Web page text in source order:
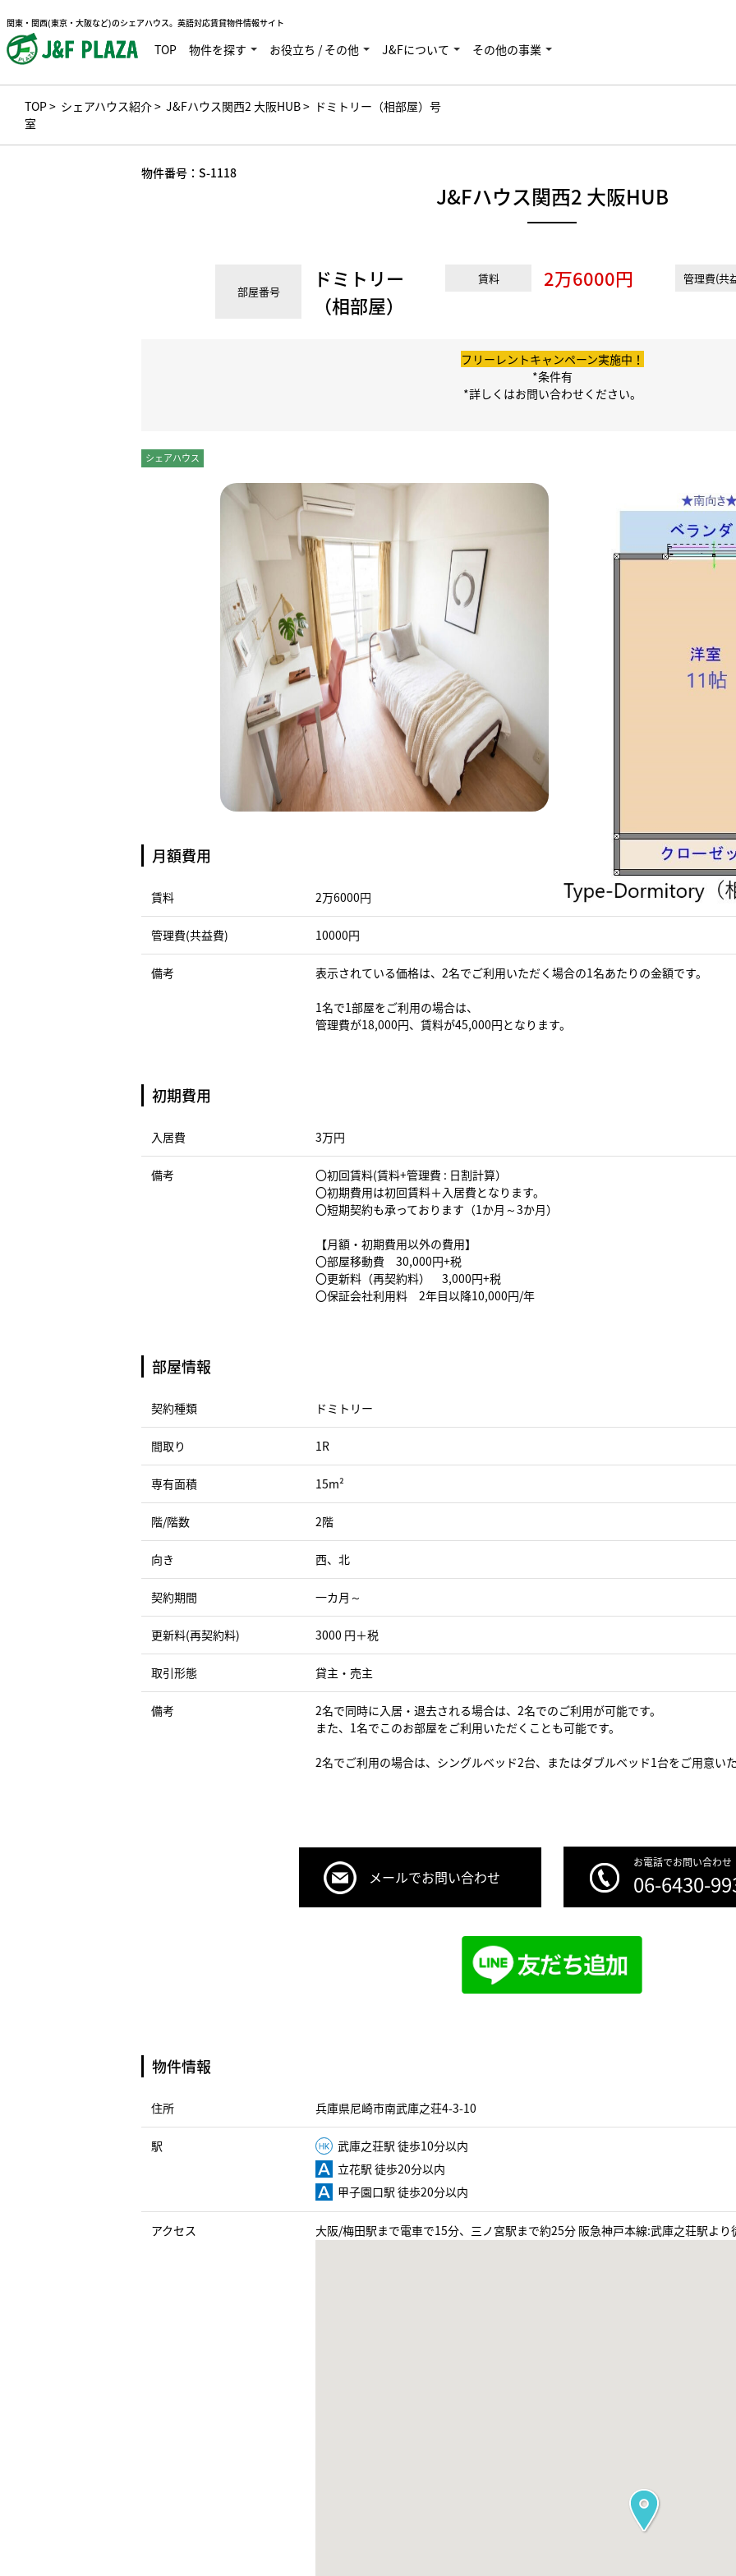
関東・関西(東京・大阪など)のシェアハウス。英語対応賃貸物件情報サイト
TOP 物件を探す お役立ち / その他 J&Fについて その他の事業
TOP> シェアハウス紹介> J&Fハウス関西2 大阪HUB> ドミトリー（相部屋）号
室
物件番号： S-1118
J&Fハウス関西2 大阪HUB
部屋番号
ドミトリー
（相部屋）
賃料 2万6000円 管理費(共
フリーレントキャンペーン実施中！
*条件有
*詳しくはお問い合わせください。
シェアハウス
月額費用
賃料 2万6000円
管理費(共益費) 10000円
備考 表示されている価格は、2名でご利用いただく場合の1名あたりの金額です。
1名で1部屋をご利用の場合は、
管理費が18,000円、賃料が45,000円となります。
初期費用
入居費 3万円
備考
〇初回賃料(賃料+管理費 : 日割計算）
〇初期費用は初回賃料＋入居費となります。
〇短期契約も承っております（1か月～3か月）
【月額・初期費用以外の費用】
〇部屋移動費 30,000円+税
〇更新料（再契約料） 3,000円+税
〇保証会社利用料 2年目以降10,000円/年
部屋情報
契約種類 ドミトリー
間取り 1R
専有面積 15m²
階/階数 2階
向き 西、北
契約期間 一カ月～
更新料(再契約料) 3000 円＋税
取引形態 貸主・売主
備考
2名で同時に入居・退去される場合は、2名でのご利用が可能です。
また、1名でこのお部屋をご利用いただくことも可能です。
2名でご利用の場合は、シングルベッド2台、またはダブルベッド1台をご用意い
メールでお問い合わせ
お電話でお問い合わせ
06-6430-
物件情報
住所 兵庫県尼崎市南武庫之荘4-3-10
駅
武庫之荘駅 徒歩10分以内
立花駅 徒歩20分以内
甲子園口駅 徒歩20分以内
アクセス 大阪/梅田駅まで電車で15分、三ノ宮駅まで約25分 阪急神戸本線:武庫之荘駅より